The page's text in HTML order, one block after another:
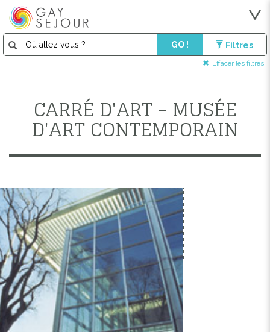
GO ! Filtres
Effacer les filtres
CARRÉ D'ART - MUSÉE
D'ART CONTEMPORAIN